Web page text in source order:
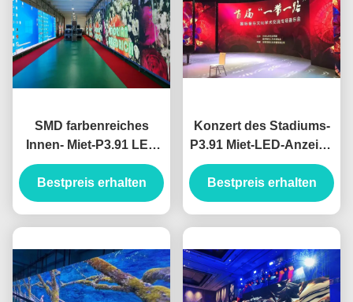
SMD farbenreiches
Innen- Miet-P3.91 LED
Schirm-Modul LED-
Anzeigen-
Bestpreis erhalten
Konzert des Stadiums-
P3.91 Miet-LED-Anzeige
Druckguss-Kabinett
250*250mm
Bestpreis erhalten